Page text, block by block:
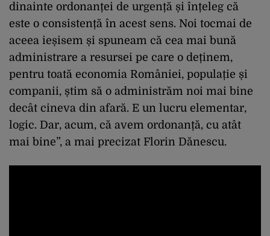
dinainte ordonanței de urgență și înțeleg că
este o consistență în acest sens. Noi tocmai de
aceea ieșisem și spuneam că cea mai bună
administrare a resursei pe care o deținem,
pentru toată economia României, populație și
companii, știm să o administrăm noi mai bine
decât cineva din afară. E un lucru elementar,
logic. Dar, acum, că avem ordonanță, cu atât
mai bine”, a mai precizat Florin Dănescu.